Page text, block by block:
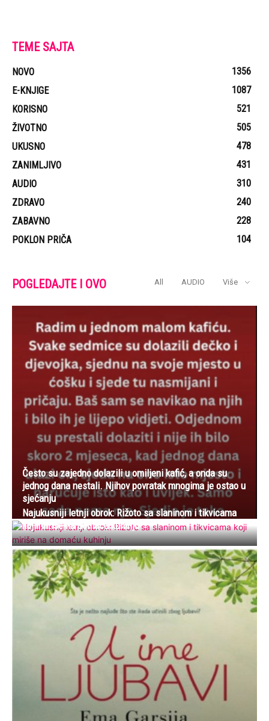
TEME SAJTA
NOVO
1356
E-KNJIGE
1087
KORISNO
521
ŽIVOTNO
505
UKUSNO
478
ZANIMLJIVO
431
AUDIO
310
ZDRAVO
240
ZABAVNO
228
POKLON PRIČA
104
POGLEDAJTE I OVO All AUDIO Više
Često su zajedno dolazili u omiljeni kafić, a onda su
jednog dana nestali. Njihov povratak mnogima je ostao u
sjećanju
Najukusniji letnji obrok: Rižoto sa slaninom i tikvicama
koji miriše na domaću kuhinju